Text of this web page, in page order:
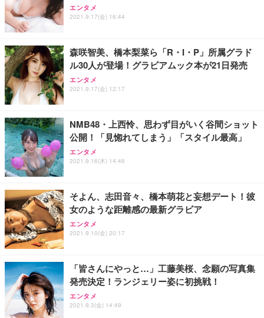
エンタメ
2021.9.17(金) 16:44
森咲智美、橋本梨菜ら「R・I・P」所属グラド
ル30人が登場！グラビアムック本が21日発売
エンタメ
2021.9.17(金) 12:17
NMB48・上西怜、思わず目がいく谷間ショット
公開！「見惚れてしまう」「スタイル最高」
エンタメ
2021.9.16(木) 14:46
そよん、志田音々、橋本萌花と妄想デート！彼
女のような距離感の最新グラビア
エンタメ
2021.9.10(金) 20:17
「皆さんにやっと…」工藤美桜、念願の写真集
発売決定！ランジェリー姿に初挑戦！
エンタメ
2021.9.3(金) 14:49